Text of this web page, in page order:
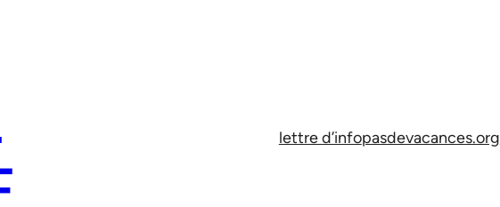
lettre d’infopasdevacances.org